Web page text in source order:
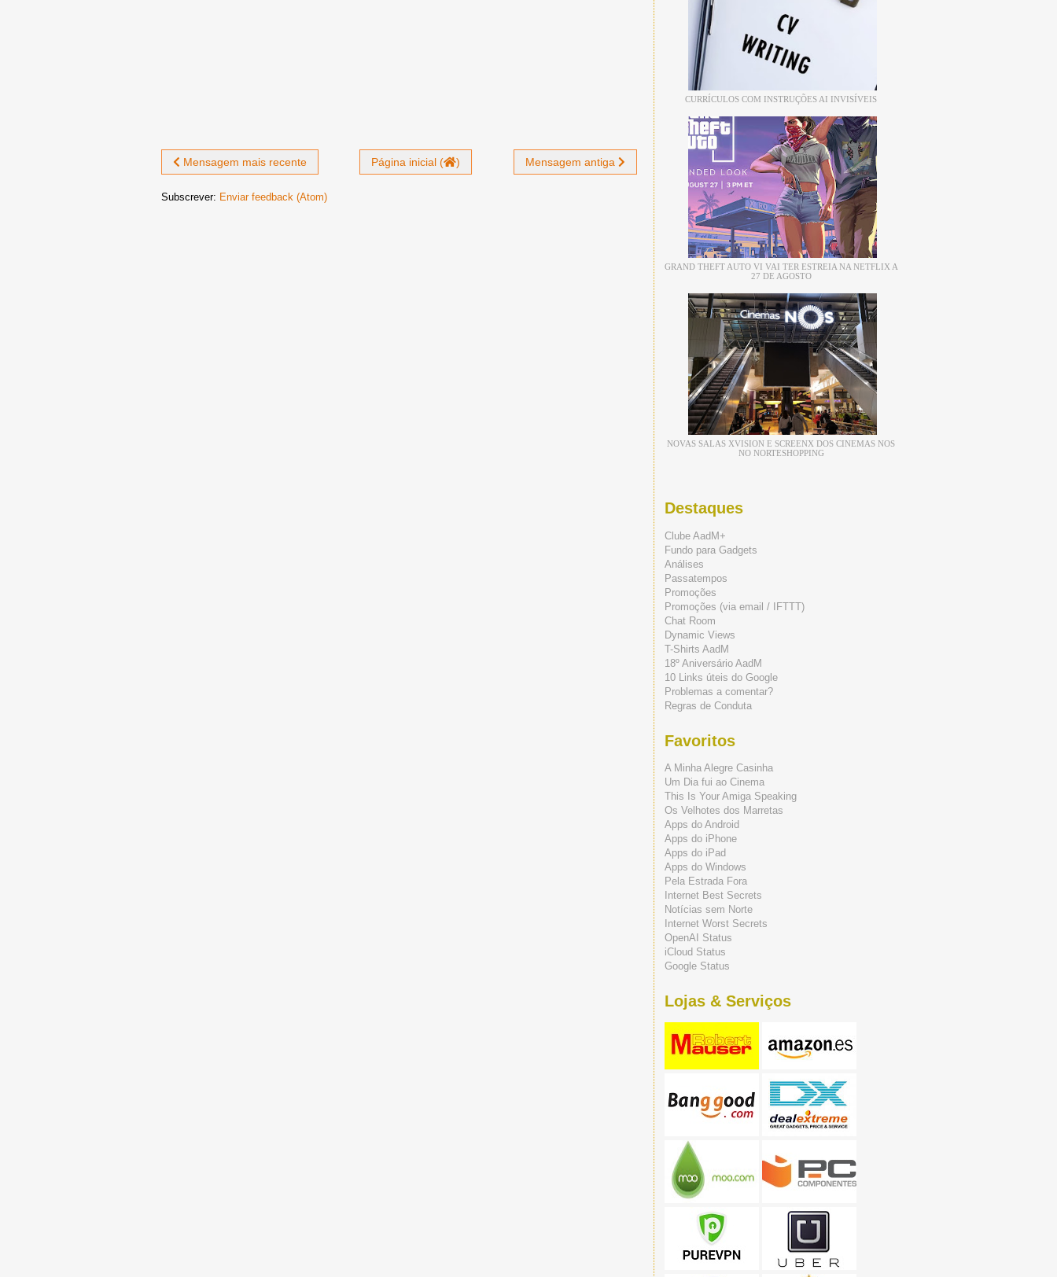
Mensagem mais recente Mensagem antiga
Página inicial ( )
Subscrever: Enviar feedback (Atom)
CURRÍCULOS COM INSTRUÇÕES AI INVISÍVEIS
GRAND THEFT AUTO VI VAI TER ESTREIA NA NETFLIX A
27 DE AGOSTO
NOVAS SALAS XVISION E SCREENX DOS CINEMAS NOS
NO NORTESHOPPING
Destaques
Clube AadM+
Fundo para Gadgets
Análises
Passatempos
Promoções
Promoções (via email / IFTTT)
Chat Room
Dynamic Views
T-Shirts AadM
18º Aniversário AadM
10 Links úteis do Google
Problemas a comentar?
Regras de Conduta
Favoritos
A Minha Alegre Casinha
Um Dia fui ao Cinema
This Is Your Amiga Speaking
Os Velhotes dos Marretas
Apps do Android
Apps do iPhone
Apps do iPad
Apps do Windows
Pela Estrada Fora
Internet Best Secrets
Notícias sem Norte
Internet Worst Secrets
OpenAI Status
iCloud Status
Google Status
Lojas & Serviços